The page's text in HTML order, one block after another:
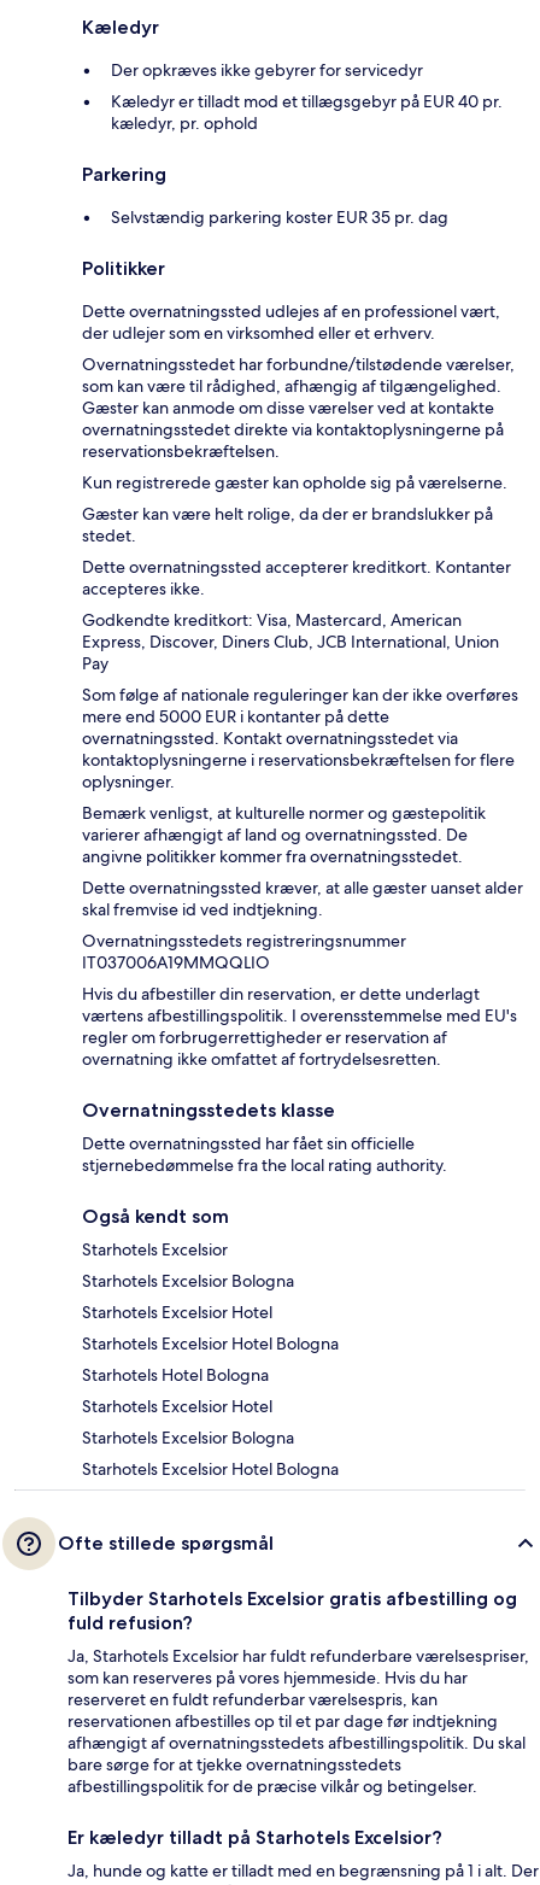
Kæledyr
Der opkræves ikke gebyrer for servicedyr
Kæledyr er tilladt mod et tillægsgebyr på EUR 40 pr.
kæledyr, pr. ophold
Parkering
Selvstændig parkering koster EUR 35 pr. dag
Politikker
Dette overnatningssted udlejes af en professionel vært,
der udlejer som en virksomhed eller et erhverv.
Overnatningsstedet har forbundne/tilstødende værelser,
som kan være til rådighed, afhængig af tilgængelighed.
Gæster kan anmode om disse værelser ved at kontakte
overnatningsstedet direkte via kontaktoplysningerne på
reservationsbekræftelsen.
Kun registrerede gæster kan opholde sig på værelserne.
Gæster kan være helt rolige, da der er brandslukker på
stedet.
Dette overnatningssted accepterer kreditkort. Kontanter
accepteres ikke.
Godkendte kreditkort: Visa, Mastercard, American
Express, Discover, Diners Club, JCB International, Union
Pay
Som følge af nationale reguleringer kan der ikke overføres
mere end 5000 EUR i kontanter på dette
overnatningssted. Kontakt overnatningsstedet via
kontaktoplysningerne i reservationsbekræftelsen for flere
oplysninger.
Bemærk venligst, at kulturelle normer og gæstepolitik
varierer afhængigt af land og overnatningssted. De
angivne politikker kommer fra overnatningsstedet.
Dette overnatningssted kræver, at alle gæster uanset alder
skal fremvise id ved indtjekning.
Overnatningsstedets registreringsnummer
IT037006A19MMQQLIO
Hvis du afbestiller din reservation, er dette underlagt
værtens afbestillingspolitik. I overensstemmelse med EU's
regler om forbrugerrettigheder er reservation af
overnatning ikke omfattet af fortrydelsesretten.
Overnatningsstedets klasse
Dette overnatningssted har fået sin officielle
stjernebedømmelse fra the local rating authority.
Også kendt som
Starhotels Excelsior
Starhotels Excelsior Bologna
Starhotels Excelsior Hotel
Starhotels Excelsior Hotel Bologna
Starhotels Hotel Bologna
Starhotels Excelsior Hotel
Starhotels Excelsior Bologna
Starhotels Excelsior Hotel Bologna
Ofte stillede spørgsmål
Tilbyder Starhotels Excelsior gratis afbestilling og
fuld refusion?
Ja, Starhotels Excelsior har fuldt refunderbare værelsespriser,
som kan reserveres på vores hjemmeside. Hvis du har
reserveret en fuldt refunderbar værelsespris, kan
reservationen afbestilles op til et par dage før indtjekning
afhængigt af overnatningsstedets afbestillingspolitik. Du skal
bare sørge for at tjekke overnatningsstedets
afbestillingspolitik for de præcise vilkår og betingelser.
Er kæledyr tilladt på Starhotels Excelsior?
Ja, hunde og katte er tilladt med en begrænsning på 1 i alt. Der